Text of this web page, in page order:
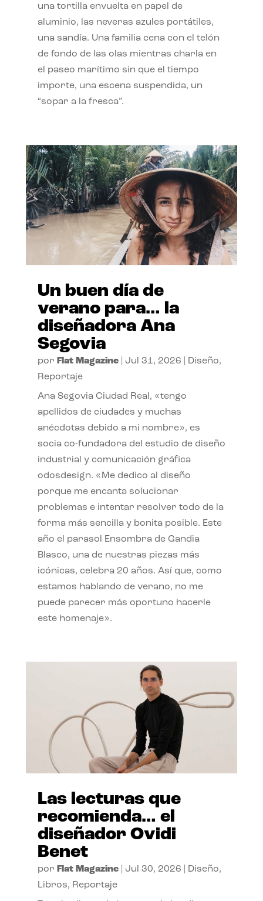
una tortilla envuelta en papel de
aluminio, las neveras azules portátiles,
una sandía. Una familia cena con el telón
de fondo de las olas mientras charla en
el paseo marítimo sin que el tiempo
importe, una escena suspendida, un
“sopar a la fresca”.
Un buen día de
verano para… la
diseñadora Ana
Segovia
por Flat Magazine| Jul 31, 2026 Diseño,
Reportaje
Ana Segovia Ciudad Real, «tengo
apellidos de ciudades y muchas
anécdotas debido a mi nombre», es
socia co-fundadora del estudio de diseño
industrial y comunicación gráfica
odosdesign. «Me dedico al diseño
porque me encanta solucionar
problemas e intentar resolver todo de la
forma más sencilla y bonita posible. Este
año el parasol Ensombra de Gandia
Blasco, una de nuestras piezas más
icónicas, celebra 20 años. Así que, como
estamos hablando de verano, no me
puede parecer más oportuno hacerle
este homenaje».
Las lecturas que
recomienda… el
diseñador Ovidi
Benet
por Flat Magazine| Jul 30, 2026 Diseño,
Libros, Reportaje